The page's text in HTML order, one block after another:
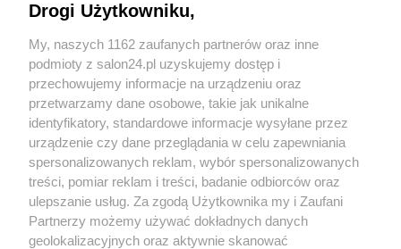
Sport
Społeczeństwo
Kultura
X Facebook Instagram Youtube
Drogi Użytkowniku,
My, naszych 1162 zaufanych partnerów oraz inne
podmioty z salon24.pl uzyskujemy dostęp i
przechowujemy informacje na urządzeniu oraz
przetwarzamy dane osobowe, takie jak unikalne
identyfikatory, standardowe informacje wysyłane przez
urządzenie czy dane przeglądania w celu zapewniania
spersonalizowanych reklam, wybór spersonalizowanych
treści, pomiar reklam i treści, badanie odbiorców oraz
ulepszanie usług. Za zgodą Użytkownika my i Zaufani
Partnerzy możemy używać dokładnych danych
geolokalizacyjnych oraz aktywnie skanować